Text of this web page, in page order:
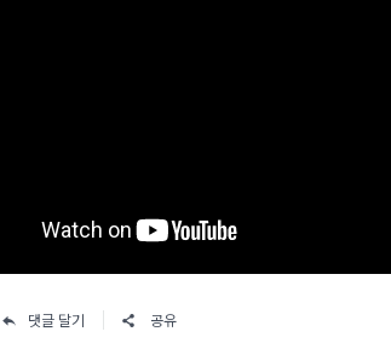
댓글 달기 공유